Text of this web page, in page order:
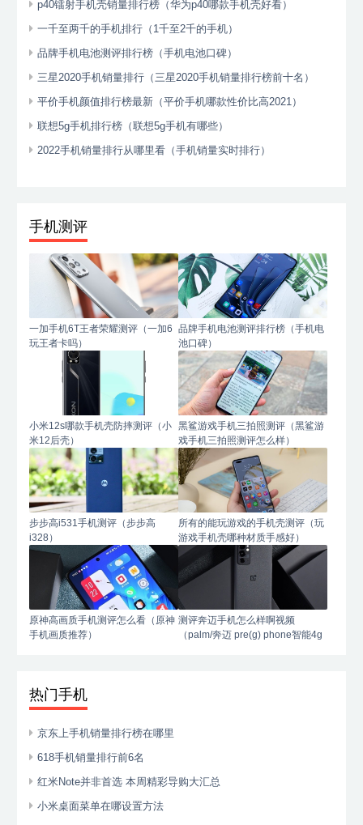
p40镭射手机壳销量排行榜（华为p40哪款手机壳好看）
一千至两千的手机排行（1千至2千的手机）
品牌手机电池测评排行榜（手机电池口碑）
三星2020手机销量排行（三星2020手机销量排行榜前十名）
平价手机颜值排行榜最新（平价手机哪款性价比高2021）
联想5g手机排行榜（联想5g手机有哪些）
2022手机销量排行从哪里看（手机销量实时排行）
手机测评
一加手机6T王者荣耀测评（一加6
玩王者卡吗）
品牌手机电池测评排行榜（手机电
池口碑）
小米12s哪款手机壳防摔测评（小
米12后壳）
黑鲨游戏手机三拍照测评（黑鲨游
戏手机三拍照测评怎么样）
步步高i531手机测评（步步高
i328）
所有的能玩游戏的手机壳测评（玩
游戏手机壳哪种材质手感好）
原神高画质手机测评怎么看（原神
手机画质推荐）
测评奔迈手机怎么样啊视频
（palm/奔迈 pre(g) phone智能4g
热门手机
京东上手机销量排行榜在哪里
618手机销量排行前6名
红米Note并非首选 本周精彩导购大汇总
小米桌面菜单在哪设置方法